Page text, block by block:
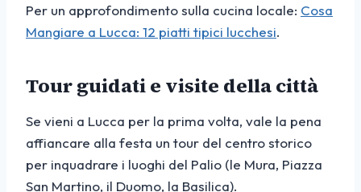
Per un approfondimento sulla cucina locale: Cosa
Mangiare a Lucca: 12 piatti tipici lucchesi.
Tour guidati e visite della città
Se vieni a Lucca per la prima volta, vale la pena
affiancare alla festa un tour del centro storico
per inquadrare i luoghi del Palio (le Mura, Piazza
San Martino, il Duomo, la Basilica).